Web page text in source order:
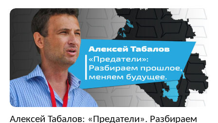
Алексей Табалов: «Предатели». Разбираем